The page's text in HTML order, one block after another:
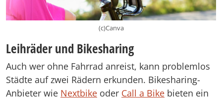
(c)Canva
Leihräder und Bikesharing
Auch wer ohne Fahrrad anreist, kann problemlos
Städte auf zwei Rädern erkunden. Bikesharing-
Anbieter wie Nextbike oder Call a Bike bieten ein